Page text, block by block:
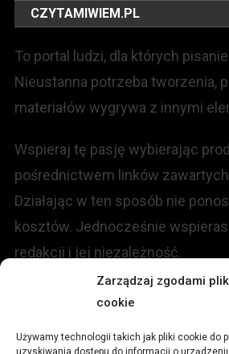
Zarządzaj zgodami
cookie
Używamy technologii takich jak pliki cookie do
uzyskiwania dostępu do informacji o
CZYTAMIWIEM.PL
To portal ludzi, dla których
Nieustanna potrzeba tworzenia,
materiałów wygrywa z innymi
Wspieraj tę pasję wybierając
pośrednictwem linków
Działając w ten sposób nie
kosztów. Jednocześnie
redakcji i jej niezależność.
Redakcja portalu: